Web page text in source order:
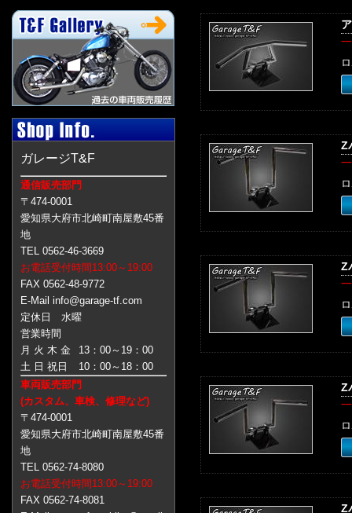
ガレージT&F
通信販売部門
〒474-0001
愛知県大府市北崎町南屋敷45番
地
TEL 0562-46-3669
お電話受付時間13:00～19:00
FAX 0562-48-9772
E-Mail info@garage-tf.com
定休日 水曜
営業時間
月 火 木 金
13：00～19：00
土 日 祝日
10：00～18：00
車両販売部門
(カスタム、車検、修理など)
〒474-0001
愛知県大府市北崎町南屋敷45番
地
TEL 0562-74-8080
お電話受付時間13:00～19:00
FAX 0562-74-8081
Z
Z
Z
Z